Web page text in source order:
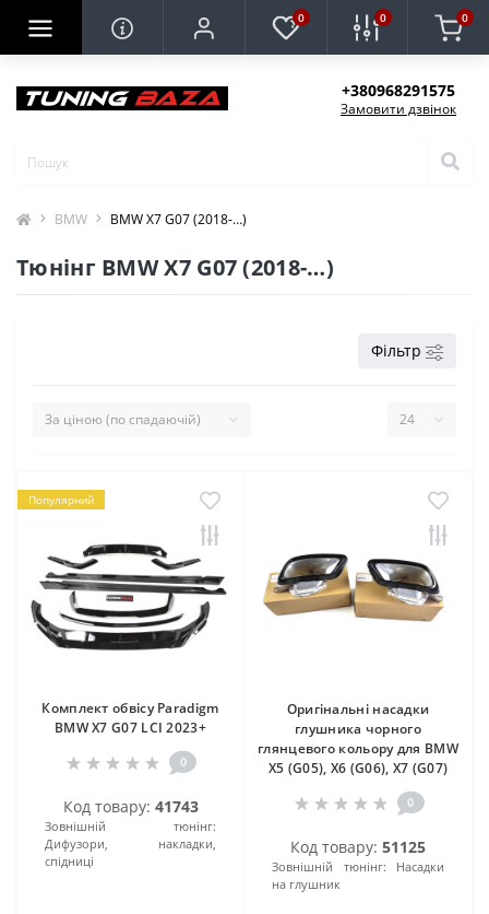
0 0 0
+380968291575
Замовити дзвінок
BMW BMW X7 G07 (2018-…)
Тюнінг BMW X7 G07 (2018-…)
Фільтр
Популярний
Комплект обвісу Paradigm
BMW X7 G07 LCI 2023+
0
Код товару: 41743
Зовнішній тюнінг:
Дифузори, накладки,
спідниці
Оригінальні насадки
глушника чорного
глянцевого кольору для BMW
X5 (G05), X6 (G06), X7 (G07)
0
Код товару: 51125
Зовнішній тюнінг:
Насадки
на глушник